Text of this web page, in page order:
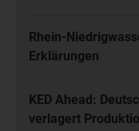
Rhein-
Erklärungen
KED Ahead:
verlagert